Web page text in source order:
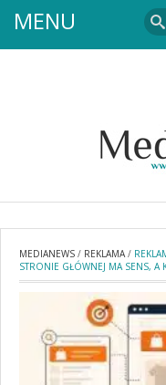
MENU
MEDIANEWS / REKLAMA/
STRONIE GŁÓWNEJ MA SENS, A